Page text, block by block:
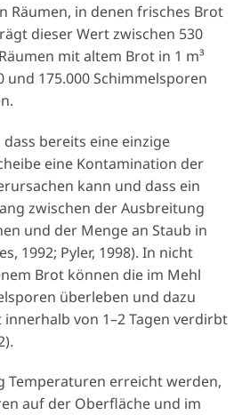
Räumen, in denen frisches Brot
dieser Wert zwischen 530
mit altem Brot in 1 m³
und 175.000 Schimmelsporen
bereits eine einzige
eine Kontamination der
kann und dass ein
zwischen der Ausbreitung
und der Menge an Staub in
1992; Pyler, 1998). In nicht
Brot können die im Mehl
überleben und dazu
von 1–2 Tagen verdirbt
Temperaturen erreicht werden,
auf der Oberfläche und im